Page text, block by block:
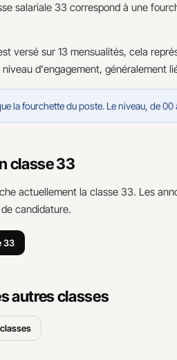
salariale 33 correspond à une
versé sur 13 mensualités, cela
d'engagement, généralement
la fourchette du poste. Le niveau, de
classe 33
actuellement la classe 33. Les
candidature.
33
autres classes